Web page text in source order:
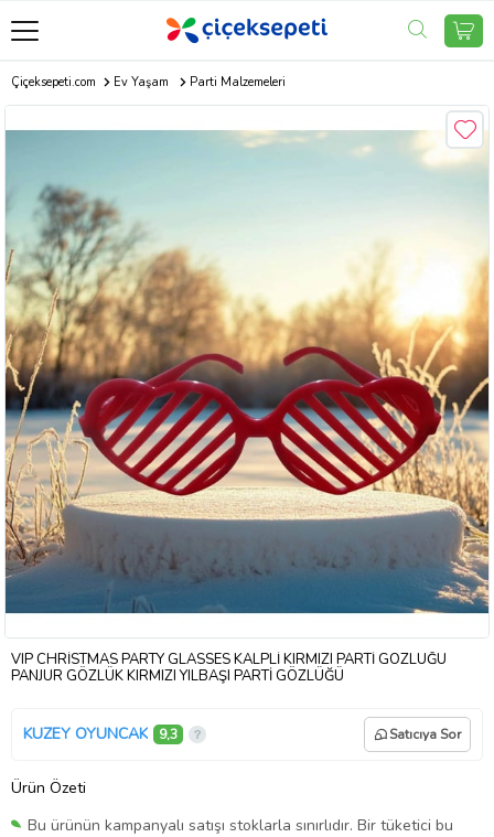
Çiçeksepeti.com Ev Yaşam Parti Malzemeleri
VIP CHRİSTMAS PARTY GLASSES KALPLİ KIRMIZI PARTİ GÖZLÜĞÜ
PANJUR GÖZLÜK KIRMIZI YILBAŞI PARTİ GÖZLÜĞÜ
KUZEY OYUNCAK 9,3 Satıcıya Sor
Ürün Özeti
Bu ürünün kampanyalı satışı stoklarla sınırlıdır. Bir tüketici bu